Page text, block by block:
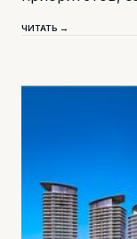
ЧИТАТЬ →